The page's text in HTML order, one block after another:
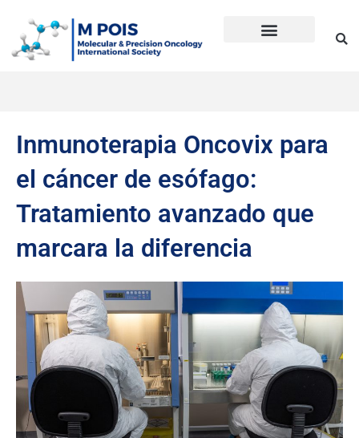
contenido
Inmunoterapia Oncovix para
el cáncer de esófago:
Tratamiento avanzado que
marcara la diferencia